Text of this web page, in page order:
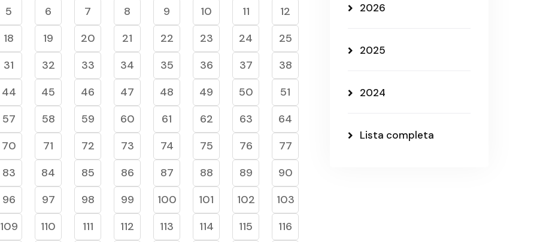
5 6 7 8 9 10 11
12
18 19 20 21 22 23 24
25
31 32 33 34 35 36 37
38
44 45 46 47 48 49 50
51
57 58 59 60 61 62 63
64
70 71 72 73 74 75 76
77
83 84 85 86 87 88 89
90
96 97 98 99 100 101 102
103
109 110 111 112 113 114 115
116
2026
2025
2024
Lista completa